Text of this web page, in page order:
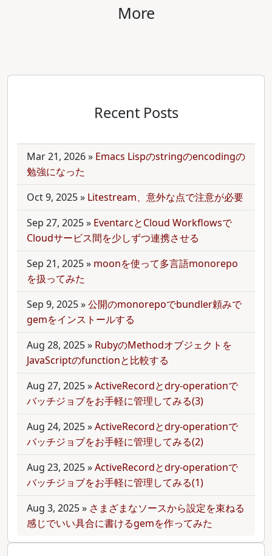
More
Recent Posts
Mar 21, 2026» Emacs Lispのstringのencodingの
勉強になった
Oct 9, 2025» Litestream、意外な点で注意が必要
Sep 27, 2025» EventarcとCloud Workflowsで
Cloudサービス間を少しずつ連携させる
Sep 21, 2025» moonを使って多言語monorepo
を扱ってみた
Sep 9, 2025»公開のmonorepoでbundler頼みで
gemをインストールする
Aug 28, 2025» RubyのMethodオブジェクトを
JavaScriptのfunctionと比較する
Aug 27, 2025»ActiveRecordとdry-operationで
バッチジョブをお手軽に管理してみる(3)
Aug 24, 2025»ActiveRecordとdry-operationで
バッチジョブをお手軽に管理してみる(2)
Aug 23, 2025»ActiveRecordとdry-operationで
バッチジョブをお手軽に管理してみる(1)
Aug 3, 2025» さまざまなソースから設定を束ねる
感じでいい具合に書けるgemを作ってみた